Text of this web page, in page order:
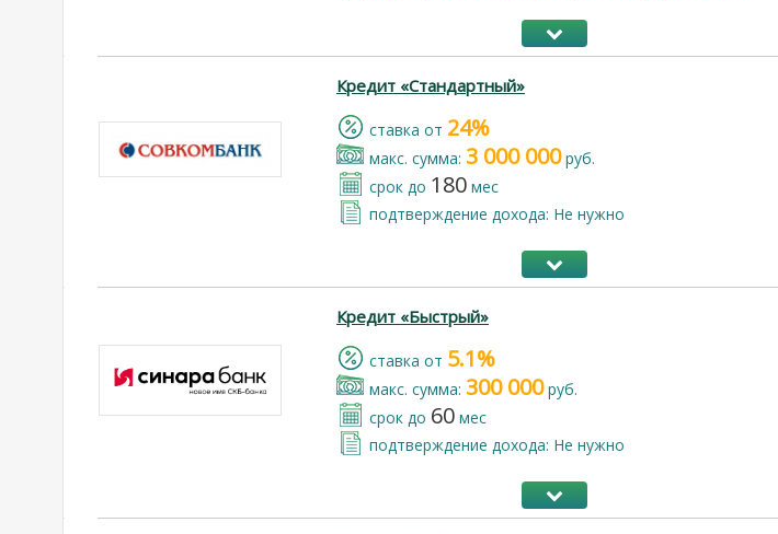
Кредит «Стандартный»
cтавка от 24%
макс. сумма: 3 000 000руб.
срок до 180 мес
подтверждение дохода: Не нужно
Кредит «Быстрый»
cтавка от 5.1%
макс. сумма: 300 000руб.
срок до 60 мес
подтверждение дохода: Не нужно